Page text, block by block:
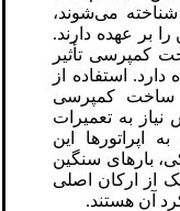
می‌شوند،
را بر عهده دارند.
کمپرسی تأثیر
استفاده از
ساخت کمپرسی
به تعمیرات
اپراتورها این
بارهای سنگین
از ارکان اصلی
آن هستند.